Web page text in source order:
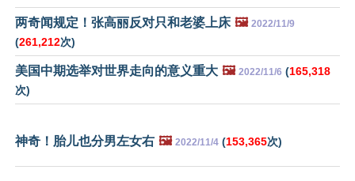
两奇闻规定！张高丽反对只和老婆上床 🖼️ 2022/11/9
(261,212次)
美国中期选举对世界走向的意义重大 🖼️ 2022/11/6 (165,318
次)
神奇！胎儿也分男左女右 🖼️ 2022/11/4 (153,365次)